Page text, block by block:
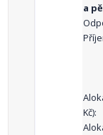
a
Kč):